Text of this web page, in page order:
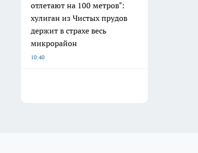
отлетают на 100 метров":
хулиган из Чистых прудов
держит в страхе весь
микрорайон
10:40